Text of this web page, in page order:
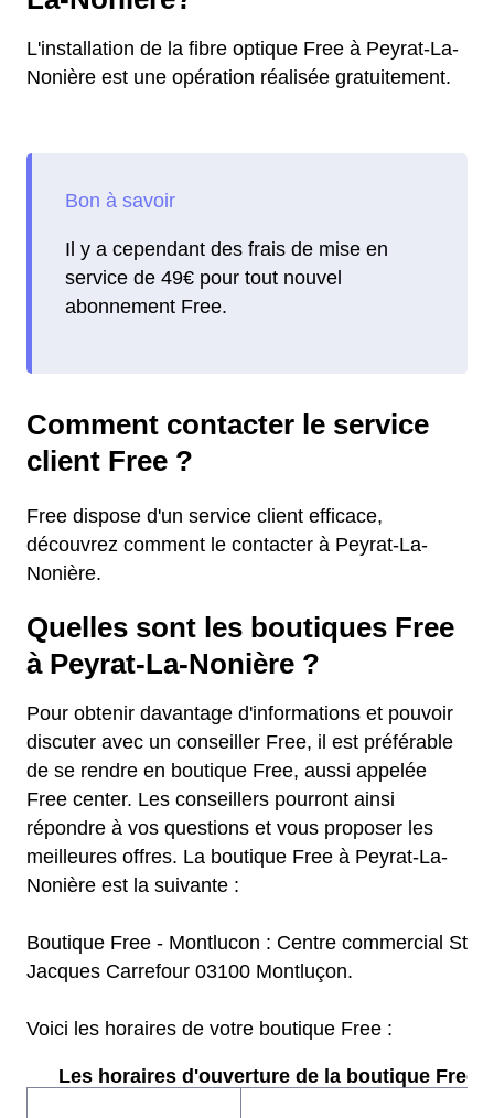
L'installation de la fibre optique Free à Peyrat-La-
Nonière est une opération réalisée gratuitement.
Il y a cependant des frais de mise en
service de 49€ pour tout nouvel
abonnement Free.
Comment contacter le service
client Free ?
Free dispose d'un service client efficace,
découvrez comment le contacter à Peyrat-La-
Nonière.
Quelles sont les boutiques Free
à Peyrat-La-Nonière ?
Pour obtenir davantage d'informations et pouvoir
discuter avec un conseiller Free, il est préférable
de se rendre en boutique Free, aussi appelée
Free center. Les conseillers pourront ainsi
répondre à vos questions et vous proposer les
meilleures offres. La boutique Free à Peyrat-La-
Nonière est la suivante :
Boutique Free - Montlucon : Centre commercial St
Jacques Carrefour 03100 Montluçon.
Voici les horaires de votre boutique Free :
Les horaires d'ouverture de la boutique Free :